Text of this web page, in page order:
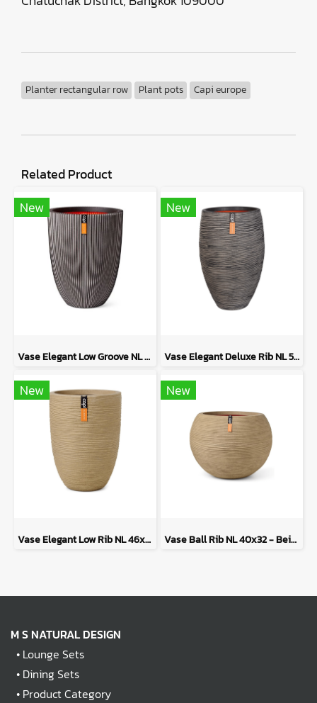
Planter rectangular row Plant pots Capi europe
Related Product
New
Vase Elegant Low Groove NL 46x58 - Anthracite
New
Vase Elegant Deluxe Rib NL 50x74 - Anthracite
New
Vase Elegant Low Rib NL 46x58 - Beige
New
Vase Ball Rib NL 40x32 - Beige
M S NATURAL DESIGN
• Lounge Sets
• Dining Sets
• Product Category